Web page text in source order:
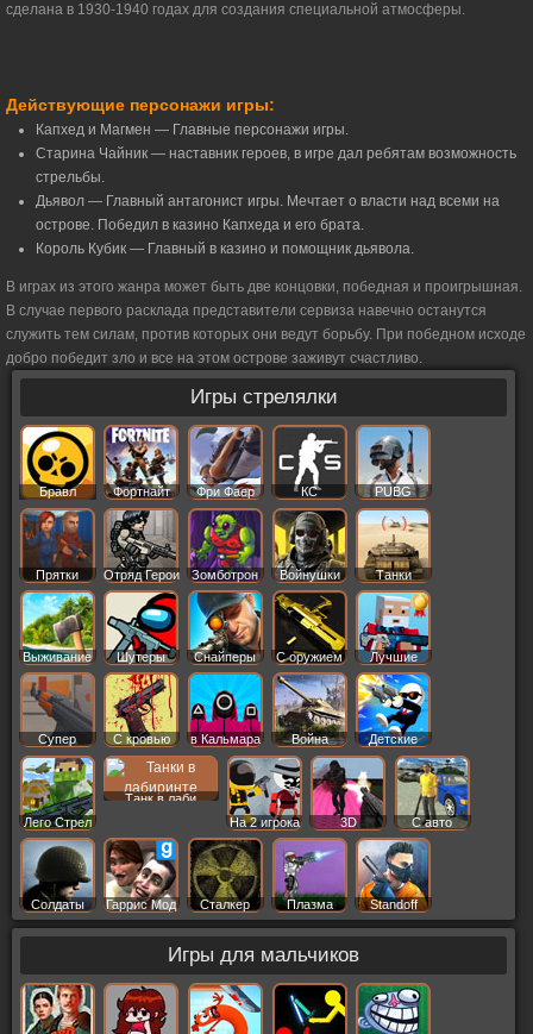
сделана в 1930-1940 годах для создания специальной атмосферы.
Действующие персонажи игры:
Капхед и Магмен — Главные персонажи игры.
Старина Чайник — наставник героев, в игре дал ребятам возможность
стрельбы.
Дьявол — Главный антагонист игры. Мечтает о власти над всеми на
острове. Победил в казино Капхеда и его брата.
Король Кубик — Главный в казино и помощник дьявола.
В играх из этого жанра может быть две концовки, победная и проигрышная.
В случае первого расклада представители сервиза навечно останутся
служить тем силам, против которых они ведут борьбу. При победном исходе
добро победит зло и все на этом острове заживут счастливо.
Игры стрелялки
Бравл
Старс
Фортнайт Фри Фаер КС PUBG
Прятки Отряд Герои Зомботрон Войнушки Танки
Выживание Шутеры Снайперы С оружием Лучшие
Супер С кровью в Кальмара Война Детские
Лего Стрел
Танк в лаби
На 2 игрока
3D С авто
Солдаты Гаррис Мод Сталкер Плазма Standoff
Игры для мальчиков